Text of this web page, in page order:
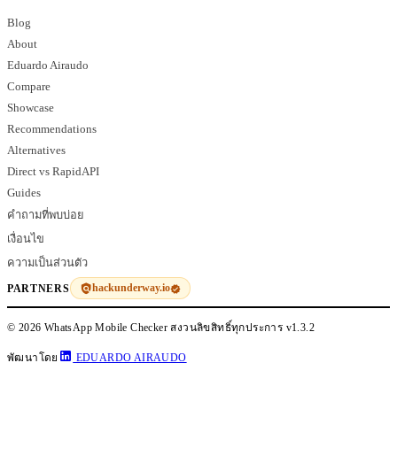
Blog
About
Eduardo Airaudo
Compare
Showcase
Recommendations
Alternatives
Direct vs RapidAPI
Guides
คำถามที่พบบ่อย
เงื่อนไข
ความเป็นส่วนตัว
PARTNERS hackunderway.io
© 2026 WhatsApp Mobile Checker สงวนลิขสิทธิ์ทุกประการ v1.3.2
พัฒนาโดย EDUARDO AIRAUDO